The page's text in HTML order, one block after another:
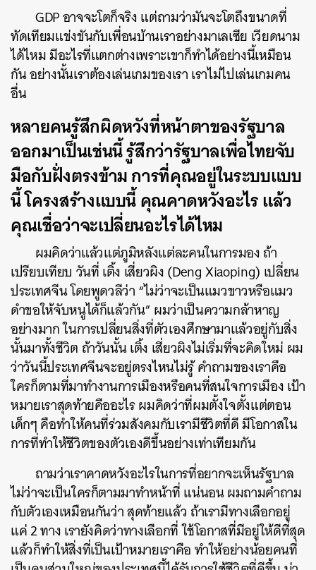
GDP อาจจะโตก็จริง แต่ถามว่ามันจะโตถึงขนาดที่
ทัดเทียมแข่งขันกับเพื่อนบ้านเราอย่างมาเลเซีย เวียดนาม
ได้ไหม มีอะไรที่แตกต่างเพราะเขาก็ทําได้อย่างนี้เหมือน
กัน อย่างนั้นเราต้องเล่นเกมของเรา เราไม่ไปเล่นเกมคน
อื่น
หลายคนรู้สึกผิดหวังที่หน้าตาของรัฐบาล
ออกมาเป็นเช่นนี้ รู้สึกว่ารัฐบาลเพื่อไทยจับ
มือกับฝั่งตรงข้าม การที่คุณอยู่ในระบบแบบ
นี้ โครงสร้างแบบนี้ คุณคาดหวังอะไร แล้ว
คุณเชื่อว่าจะเปลี่ยนอะไรได้ไหม
ผมคิดว่าแล้วแต่ภูมิหลังแต่ละคนในการมอง ถ้า
เปรียบเทียบ วันที่ เติ้ง เสี่ยวผิง (Deng Xiaoping) เปลี่ยน
ประเทศจีน โดยพูดวลีว่า “ไม่ว่าจะเป็นแมวขาวหรือแมว
ดําขอให้จับหนูได้ก็แล้วกัน” ผมว่าเป็นความกล้าหาญ
อย่างมาก ในการเปลี่ยนสิ่งที่ตัวเองศึกษามาแล้วอยู่กับสิ่ง
นั้นมาทั้งชีวิต ถ้าวันนั้น เติ้ง เสี่ยวผิงไม่เริ่มที่จะคิดใหม่ ผม
ว่าวันนี้ประเทศจีนจะอยู่ตรงไหนไม่รู้ คําถามของเราคือ
ใครก็ตามที่มาทํางานการเมืองหรือคนที่สนใจการเมือง เป้า
หมายเราสุดท้ายคืออะไร ผมคิดว่าที่ผมตั้งใจตั้งแต่ตอน
เด็กๆ คือทําให้คนที่ร่วมสังคมกับเรามีชีวิตที่ดี มีโอกาสใน
การที่ทําให้ชีวิตของตัวเองดีขึ้นอย่างเท่าเทียมกัน
ถามว่าเราคาดหวังอะไรในการที่อยากจะเห็นรัฐบาล
ไม่ว่าจะเป็นใครก็ตามมาทําหน้าที่ แน่นอน ผมถามคําถาม
กับตัวเองเหมือนกันว่า สุดท้ายแล้ว ถ้าเรามีทางเลือกอยู่
แค่ 2 ทาง เรายังคิดว่าทางเลือกที่ ใช้โอกาสที่มีอยู่ให้ดีที่สุด
แล้วก็ทําให้สิ่งที่เป็นเป้าหมายเราคือ ทําให้อย่างน้อยคนที่